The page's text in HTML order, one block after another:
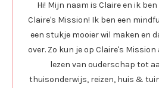
Hi! Mijn naam is Claire en ik
Claire's Mission! Ik ben een
een stukje mooier wil maken en
over. Zo kun je op Claire's
lezen van ouderschap tot
thuisonderwijs, reizen, huis &